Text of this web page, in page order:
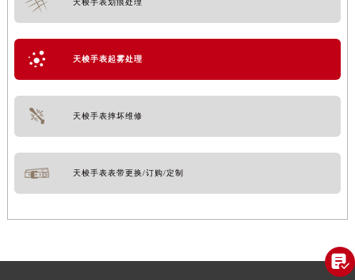
天梭手表划痕处理
天梭手表起雾处理
天梭手表摔坏维修
天梭手表表带更换/订购/定制
